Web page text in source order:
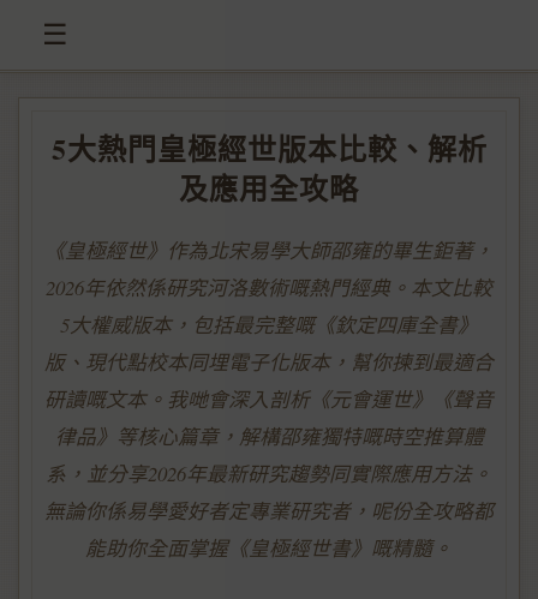
☰
5大熱門皇極經世版本比較、解析
及應用全攻略
《皇極經世》作為北宋易學大師邵雍的畢生鉅著，
2026年依然係研究河洛數術嘅熱門經典。本文比較
5大權威版本，包括最完整嘅《欽定四庫全書》
版、現代點校本同埋電子化版本，幫你揀到最適合
研讀嘅文本。我哋會深入剖析《元會運世》《聲音
律品》等核心篇章，解構邵雍獨特嘅時空推算體
系，並分享2026年最新研究趨勢同實際應用方法。
無論你係易學愛好者定專業研究者，呢份全攻略都
能助你全面掌握《皇極經世書》嘅精髓。